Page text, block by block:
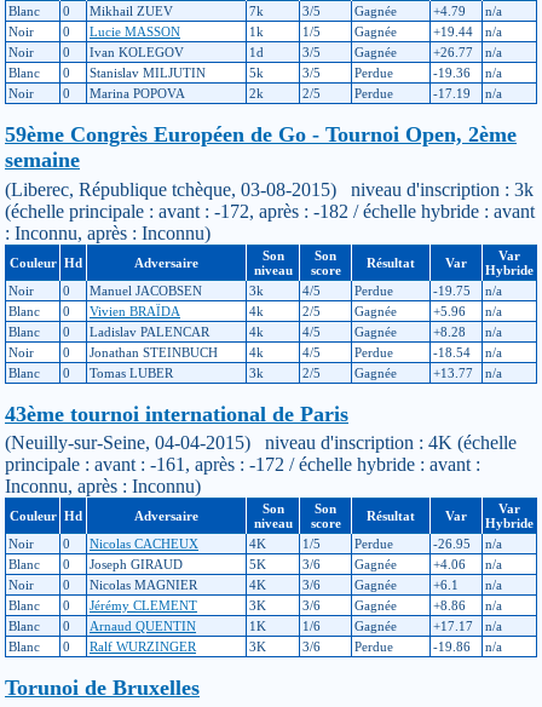
Blanc
0 Mikhail ZUEV 7k 3/5 Gagnée +4.79
n/a
Noir
0 Lucie MASSON 1k 1/5 Gagnée +19.44
n/a
Noir
0 Ivan KOLEGOV 1d 3/5 Gagnée +26.77
n/a
Blanc
0 Stanislav MILJUTIN 5k 3/5 Perdue -19.36
n/a
Noir
0 Marina POPOVA 2k 2/5 Perdue -17.19 n/a
59ème Congrès Européen de Go - Tournoi Open, 2ème
semaine
(Liberec, République tchèque, 03-08-2015) niveau d'inscription : 3k
(échelle principale : avant : -172, après : -182 / échelle hybride : avant
: Inconnu, après : Inconnu)
Couleur Hd Adversaire
Son
niveau
Son
score
Résultat Var
Var
Hybride
Noir
0 Manuel JACOBSEN 3k 4/5 Perdue -19.75
n/a
Blanc
0 Vivien BRAÏDA 4k 2/5 Gagnée +5.96
n/a
Blanc
0 Ladislav PALENCAR 4k 4/5 Gagnée +8.28
n/a
Noir
0 Jonathan STEINBUCH 4k 4/5 Perdue -18.54
n/a
Blanc
0 Tomas LUBER 3k 2/5 Gagnée +13.77 n/a
43ème tournoi international de Paris
(Neuilly-sur-Seine, 04-04-2015) niveau d'inscription : 4K (échelle
principale : avant : -161, après : -172 / échelle hybride : avant :
Inconnu, après : Inconnu)
Couleur Hd Adversaire
Son
niveau
Son
score
Résultat Var
Var
Hybride
Noir
0 Nicolas CACHEUX 4K 1/5 Perdue -26.95
n/a
Blanc
0 Joseph GIRAUD 5K 3/6 Gagnée +4.06
n/a
Noir
0 Nicolas MAGNIER 4K 3/6 Gagnée +6.1
n/a
Blanc
0 Jérémy CLEMENT 3K 3/6 Gagnée +8.86
n/a
Blanc
0 Arnaud QUENTIN 1K 1/6 Gagnée +17.17
n/a
Blanc
0 Ralf WURZINGER 3K 3/6 Perdue -19.86 n/a
Torunoi de Bruxelles